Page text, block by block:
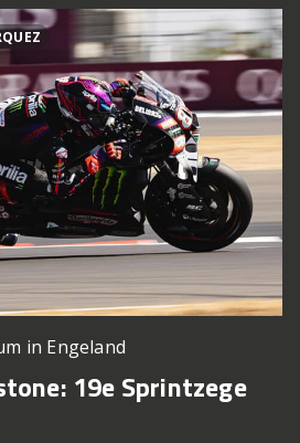
in Engeland
19e Sprintzege